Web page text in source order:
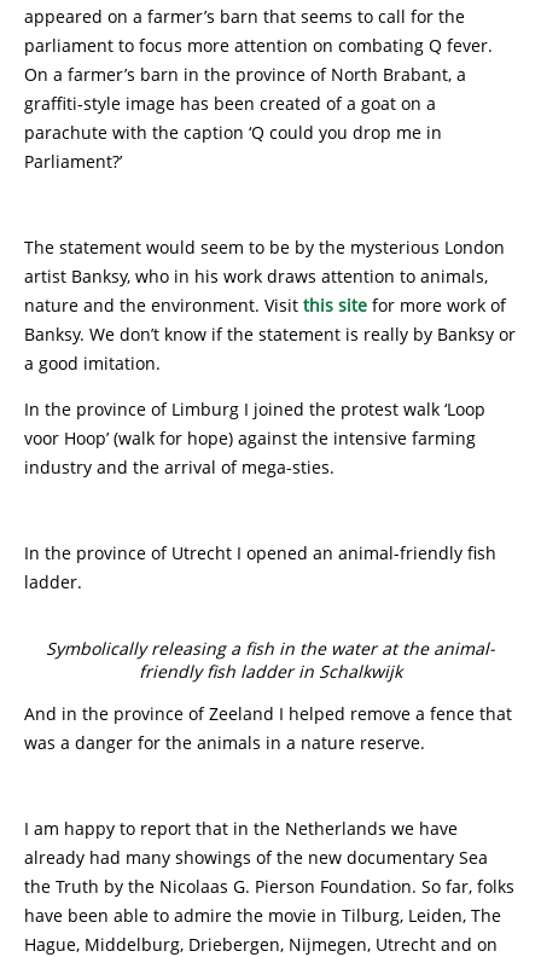
appeared on a farmer’s barn that seems to call for the
parliament to focus more attention on combating Q fever.
On a farmer’s barn in the province of North Brabant, a
graffiti-style image has been created of a goat on a
parachute with the caption ‘Q could you drop me in
Parliament?’
The statement would seem to be by the mysterious London
artist Banksy, who in his work draws attention to animals,
nature and the environment. Visit this site for more work of
Banksy. We don’t know if the statement is really by Banksy or
a good imitation.
In the province of Limburg I joined the protest walk ‘Loop
voor Hoop’ (walk for hope) against the intensive farming
industry and the arrival of mega-sties.
In the province of Utrecht I opened an animal-friendly fish
ladder.
Symbolically releasing a fish in the water at the animal-
friendly fish ladder in Schalkwijk
And in the province of Zeeland I helped remove a fence that
was a danger for the animals in a nature reserve.
I am happy to report that in the Netherlands we have
already had many showings of the new documentary Sea
the Truth by the Nicolaas G. Pierson Foundation. So far, folks
have been able to admire the movie in Tilburg, Leiden, The
Hague, Middelburg, Driebergen, Nijmegen, Utrecht and on